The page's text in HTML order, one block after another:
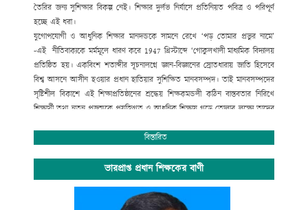
তৈরির জন্য সুশিক্ষার বিকল্প নেই। শিক্ষার দুর্লভ নির্যাসে প্রতিনিয়ত পবিত্র ও পরিপূর্ণ
হচ্ছে এই ধরা।
যুগোপযোগী ও আধুনিক শিক্ষার মানদন্ডকে সামনে রেখে ‘পড় তোমার প্রভুর নামে’
-এই নীতিবাক্যকে মর্মমূলে ধারণ করে1947 খ্রিস্টাব্দে ‘গোকুলখালী মাধ্যমিক বিদ্যালয়
প্রতিষ্ঠিত হয়। একবিংশ শতাব্দীর সূচনালগ্নে জ্ঞান-বিজ্ঞানের স্রোতধারায় জাতি হিসেবে
বিশ্ব আসনে আসীন হওয়ার প্রধান হাতিয়ার সুশিক্ষিত মানবসম্পদ। তাই মানবসম্পদের
সৃষ্টিশীল বিকাশে এই শিক্ষাপ্রতিষ্ঠানের শ্রদ্ধেয় শিক্ষকমন্ডলী কঠিন বাস্তবতার নিরিখে
শিক্ষার্থী তথা নতুন প্রজন্মকে প্রযুক্তিগত ও আধুনিক শিক্ষায় গড়ে তোলার লক্ষ্যে তাদের
অপ্রতিরোধ্য অগ্রযাত্রায় এগিয়ে যাচ্ছে বাংলাদেশের শিক্ষা ব্যবস্থা। বিদ্যালয়ে গতানুগতিক
শিক্ষার্থীদের উৎসাহ প্রদানেও উক্ত শিক্ষাপ্রতিষ্ঠান বদ্ধপরিকর।
সাংস্কৃতিক বিকাশ, প্রগতিশীল চিন্তা, শৃঙ্খলা, নিরাপত্তা ও নিরবচ্ছিন্ন শান্তির মূল্যবোধকে
ধারণ করে আমাদের এই স্বাপ্নিক যাত্রায় সকল শিক্ষক, শিক্ষার্থী, অভিভাবক ও
বিস্তারিত
ভারপ্রাপ্ত প্রধান শিক্ষকের বাণী